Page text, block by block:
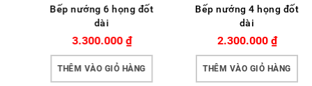
Bếp nướng 6 họng đốt
3.300.000₫
THÊM VÀO GIỎ HÀNG
Bếp nướng 4 họng đốt
2.300.000₫
THÊM VÀO GIỎ HÀNG